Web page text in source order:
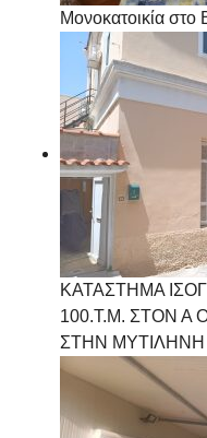
Μονοκατοικία
ΚΑΤΑΣΤΗΜΑ
100.Τ.Μ. ΣΤΟΝ Α
ΣΤΗΝ